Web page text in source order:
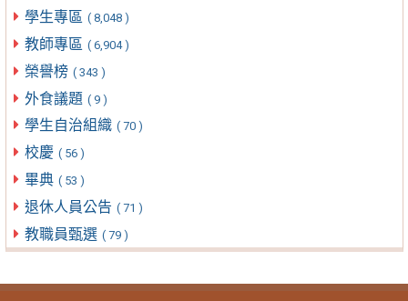
學生專區 ( 8,048 )
教師專區 ( 6,904 )
榮譽榜 ( 343 )
外食議題 ( 9 )
學生自治組織 ( 70 )
校慶 ( 56 )
畢典 ( 53 )
退休人員公告 ( 71 )
教職員甄選 ( 79 )